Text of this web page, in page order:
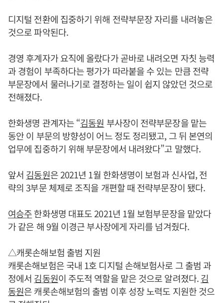
디지털 전환에 집중하기 위해 전략부문장 자리를 내려놓은
것으로 파악된다.
경영 후계자가 요직에 올랐다가 곧바로 내려오면 자칫 능력
과 경험이 부족하다는 평가가 따라붙을 수 있는 만큼 전략
부문장에서 물러나기로 결정하는 일이 쉽지 않았던 것으로
전해졌다.
한화생명 관계자는 “김동원 부사장이 전략부문장을 맡는
동안 이 부문의 방향성이 어느 정도 정리됐고, 그 뒤 본연의
업무에 집중하기 위해 부문장에서 내려왔다”고 말했다.
앞서 김동원은 2021년 1월 한화생명이 보험과 신사업, 전
략의 3부문 체제로 조직을 개편할 때 전략부문장이 됐다.
여승주한화생명 대표도 2021년 1월 보험부문장을 맡았다
가 같은 해 9월 이경근 부사장에게 자리를 넘겨줬다.
△캐롯손해보험 출범 지원
캐롯손해보험은 국내 1호 디지털 손해보험사로 그 출범 과
정에서 김동원이 주도적 역할을 맡은 것으로 알려졌다.김
동원은 캐롯손해보험의 출범 이후 성장 노력도 지원한 것으